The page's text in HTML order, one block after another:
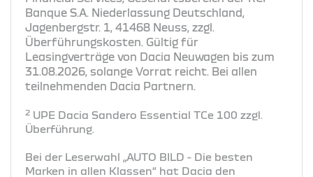
Banque S.A. Niederlassung Deutschland,
Jagenbergstr. 1, 41468 Neuss, zzgl.
Überführungskosten. Gültig für
Leasingverträge von Dacia Neuwagen bis zum
31.08.2026, solange Vorrat reicht. Bei allen
teilnehmenden Dacia Partnern.
2 UPE Dacia Sandero Essential TCe 100 zzgl.
Überführung.
Bei der Leserwahl „AUTO BILD - Die besten
Marken in allen Klassen“ hat Dacia den